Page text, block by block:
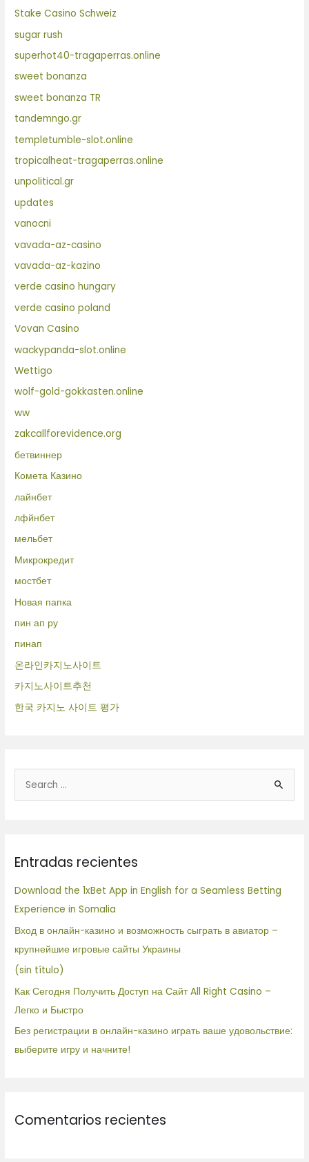
Stake Casino Schweiz
sugar rush
superhot40-tragaperras.online
sweet bonanza
sweet bonanza TR
tandemngo.gr
templetumble-slot.online
tropicalheat-tragaperras.online
unpolitical.gr
updates
vanocni
vavada-az-casino
vavada-az-kazino
verde casino hungary
verde casino poland
Vovan Casino
wackypanda-slot.online
Wettigo
wolf-gold-gokkasten.online
ww
zakcallforevidence.org
бетвиннер
Комета Казино
лайнбет
лфйнбет
мельбет
Микрокредит
мостбет
Новая папка
пин ап ру
пинап
온라인카지노사이트
카지노사이트추천
한국 카지노 사이트 평가
u
a
r
:
Entradas recientes
Download the 1xBet App in English for a Seamless Betting
Experience in Somalia
Вход в онлайн-казино и возможность сыграть в авиатор –
крупнейшие игровые сайты Украины
(sin título)
Как Сегодня Получить Доступ на Сайт All Right Casino –
Легко и Быстро
Без регистрации в онлайн-казино играть ваше удовольствие:
выберите игру и начните!
Comentarios recientes